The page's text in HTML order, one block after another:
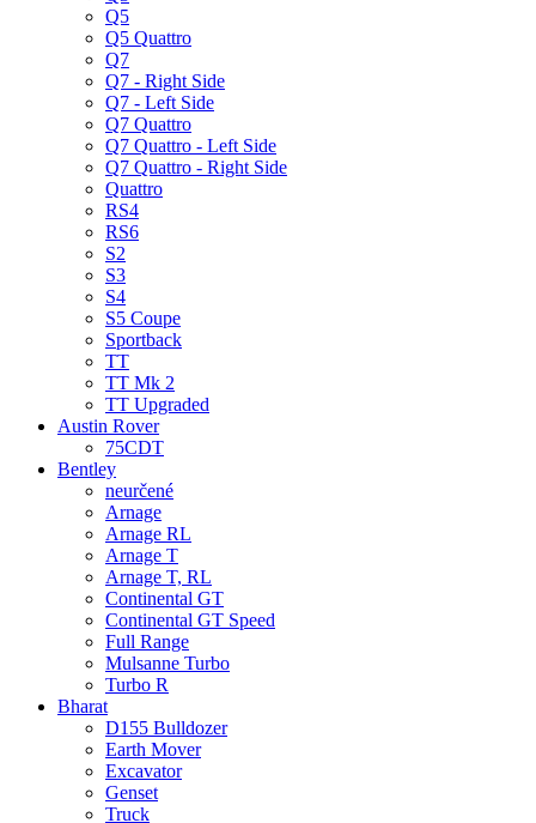
Q5
Q5 Quattro
Q7
Q7 - Right Side
Q7 - Left Side
Q7 Quattro
Q7 Quattro - Left Side
Q7 Quattro - Right Side
Quattro
RS4
RS6
S2
S3
S4
S5 Coupe
Sportback
TT
TT Mk 2
TT Upgraded
Austin Rover
75CDT
Bentley
neurčené
Arnage
Arnage RL
Arnage T
Arnage T, RL
Continental GT
Continental GT Speed
Full Range
Mulsanne Turbo
Turbo R
Bharat
D155 Bulldozer
Earth Mover
Excavator
Genset
Truck